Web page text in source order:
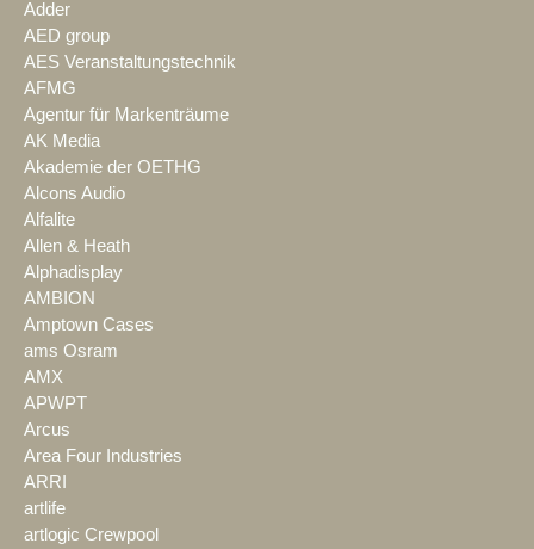
Adder
AED group
AES Veranstaltungstechnik
AFMG
Agentur für Markenträume
AK Media
Akademie der OETHG
Alcons Audio
Alfalite
Allen & Heath
Alphadisplay
AMBION
Amptown Cases
ams Osram
AMX
APWPT
Arcus
Area Four Industries
ARRI
artlife
artlogic Crewpool